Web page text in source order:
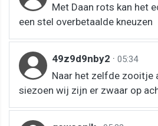
Met Daan rots kan het
een stel overbetaalde kneuzen
49z9d9nby2 · 05:34
Naar het zelfde zooitje
siezoen wij zijn er zwaar op